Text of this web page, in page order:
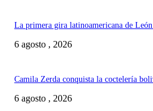
La primera gira latinoamericana de
6 agosto , 2026
Camila Zerda conquista la coctelería
6 agosto , 2026